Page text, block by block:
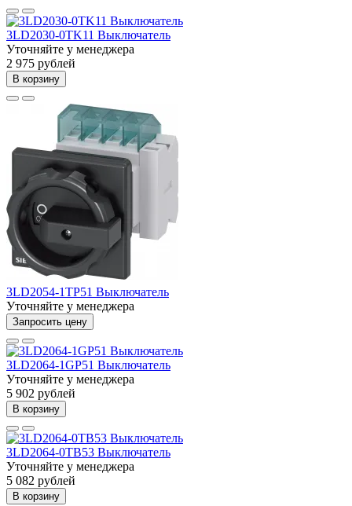
3LD2030-0TK11 Выключатель
Уточняйте у менеджера
2 975 рублей
В корзину
3LD2054-1TP51 Выключатель
Уточняйте у менеджера
Запросить цену
3LD2064-1GP51 Выключатель
Уточняйте у менеджера
5 902 рублей
В корзину
3LD2064-0TB53 Выключатель
Уточняйте у менеджера
5 082 рублей
В корзину